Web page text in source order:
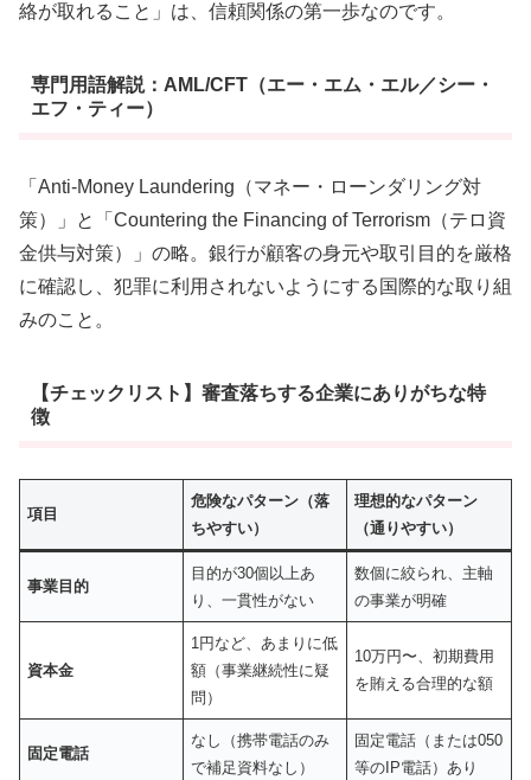
絡が取れること」は、信頼関係の第一歩なのです。
専門用語解説：AML/CFT（エー・エム・エル／シー・
エフ・ティー）
「Anti-Money Laundering（マネー・ローンダリング対
策）」と「Countering the Financing of Terrorism（テロ資
金供与対策）」の略。銀行が顧客の身元や取引目的を厳格
に確認し、犯罪に利用されないようにする国際的な取り組
みのこと。
【チェックリスト】審査落ちする企業にありがちな特
徴
項目
危険なパターン（落
ちやすい）
理想的なパターン
（通りやすい）
事業目的
目的が30個以上あ
り、一貫性がない
数個に絞られ、主軸
の事業が明確
資本金
1円など、あまりに低
額（事業継続性に疑
問）
10万円〜、初期費用
を賄える合理的な額
固定電話
なし（携帯電話のみ
で補足資料なし）
固定電話（または050
等のIP電話）あり